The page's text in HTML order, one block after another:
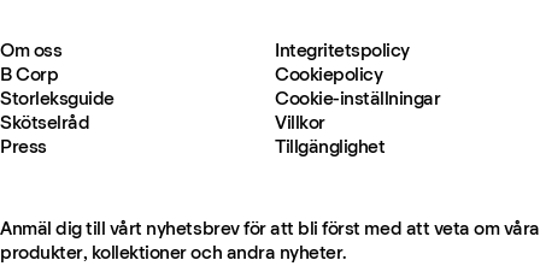
Om oss
B Corp
Storleksguide
Skötselråd
Press
Integritetspolicy
Cookiepolicy
Cookie-inställningar
Villkor
Tillgänglighet
Anmäl dig till vårt nyhetsbrev för att bli först med att veta om våra
produkter, kollektioner och andra nyheter.